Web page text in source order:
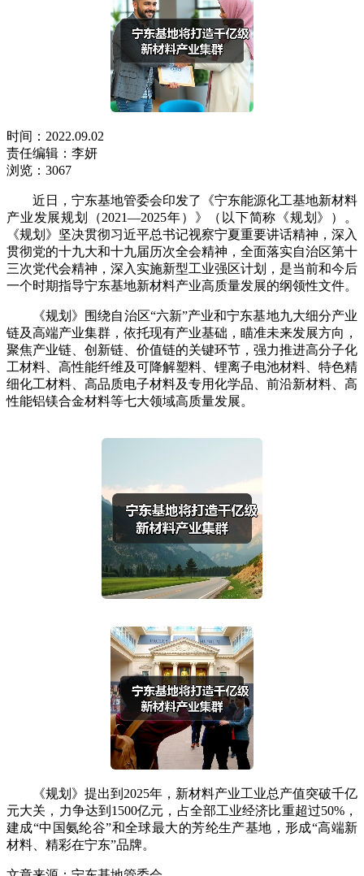
时间：2022.09.02
责任编辑：李妍
浏览：3067
近日，宁东基地管委会印发了《宁东能源化工基地新材料
产业发展规划（2021—2025年）》（以下简称《规划》）。
《规划》坚决贯彻习近平总书记视察宁夏重要讲话精神，深入
贯彻党的十九大和十九届历次全会精神，全面落实自治区第十
三次党代会精神，深入实施新型工业强区计划，是当前和今后
一个时期指导宁东基地新材料产业高质量发展的纲领性文件。
《规划》围绕自治区“六新”产业和宁东基地九大细分产业
链及高端产业集群，依托现有产业基础，瞄准未来发展方向，
聚焦产业链、创新链、价值链的关键环节，强力推进高分子化
工材料、高性能纤维及可降解塑料、锂离子电池材料、特色精
细化工材料、高品质电子材料及专用化学品、前沿新材料、高
性能铝镁合金材料等七大领域高质量发展。
《规划》提出到2025年，新材料产业工业总产值突破千亿
元大关，力争达到1500亿元，占全部工业经济比重超过50%，
建成“中国氨纶谷”和全球最大的芳纶生产基地，形成“高端新
材料、精彩在宁东”品牌。